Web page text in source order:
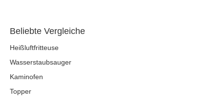
Beliebte Vergleiche
Heißluftfritteuse
Wasserstaubsauger
Kaminofen
Topper